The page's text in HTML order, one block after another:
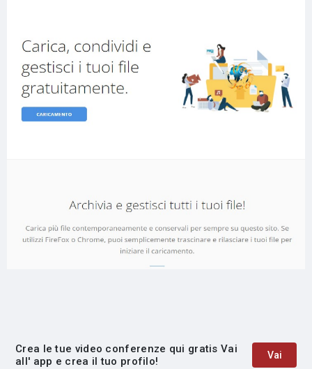
Crea le tue video conferenze qui gratis Vai
all' app e crea il tuo profilo!
Vai